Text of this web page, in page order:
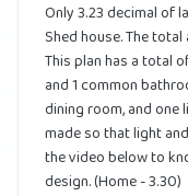
Only 3.23 decimal of
Shed house. The
This plan has a total
and 1 common
dining room, and one
made so that light
the video below to
design. (Home - 3.30)